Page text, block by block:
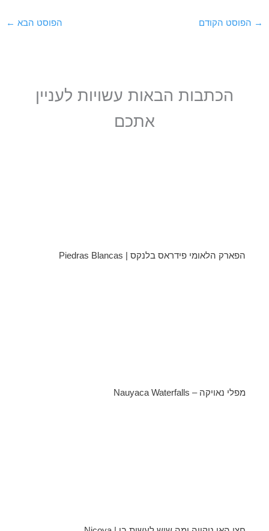
→ הפוסט הקודם הפוסט הבא ←
הכתבות הבאות עשויות לעניין
אתכם
הפארק הלאומי פידראס בלנקס | Piedras Blancas
מפלי נאויקה – Nauyaca Waterfalls